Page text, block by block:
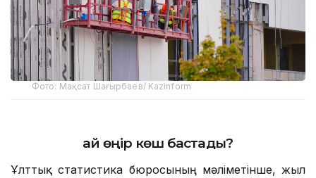
Фото: Мақсат Шағырбаев/ Kazinform
Қай өңір көш бастады?
Ұлттық статистика бюросының мәліметінше, жыл